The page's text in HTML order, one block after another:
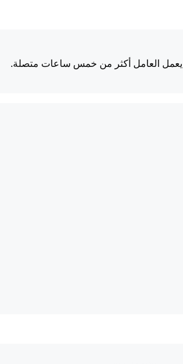
يعمل العامل أكثر من خمس ساعات متصلة.